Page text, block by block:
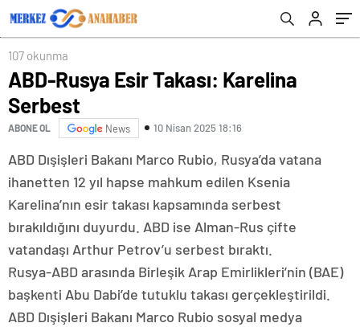
107 okunma
ABD-Rusya Esir Takası: Karelina
Serbest
ABONE OL News 10 Nisan 2025 18:16
ABD Dışişleri Bakanı Marco Rubio, Rusya’da vatana
ihanetten 12 yıl hapse mahkum edilen Ksenia
Karelina’nın esir takası kapsamında serbest
bırakıldığını duyurdu. ABD ise Alman-Rus çifte
vatandaşı Arthur Petrov’u serbest bıraktı.
Rusya-ABD arasında Birleşik Arap Emirlikleri’nin (BAE)
başkenti Abu Dabi’de tutuklu takası gerçekleştirildi.
ABD Dışişleri Bakanı Marco Rubio sosyal medya